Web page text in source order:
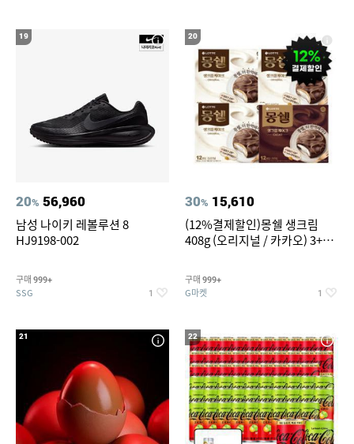
19
20% 56,960
남성 나이키 레볼루션 8
HJ9198-002
구매 999+
SSG 1
20
30% 15,610
(12%결제할인)몽쉘 생크림
408g (오리지널 / 카카오) 3+1
구매 999+
G마켓 1
21 22